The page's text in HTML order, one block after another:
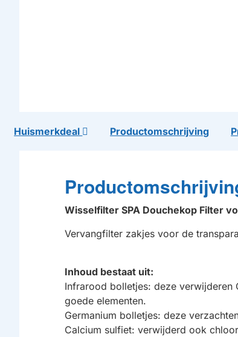
Huismerkdeal Productomschrijving
Wisselfilter SPA Douchekop Filter
Vervangfilter zakjes voor de
Inhoud bestaat uit:
Infrarood bolletjes: deze verwijderen
goede elementen.
Germanium bolletjes: deze
Calcium sulfiet: verwijderd ook